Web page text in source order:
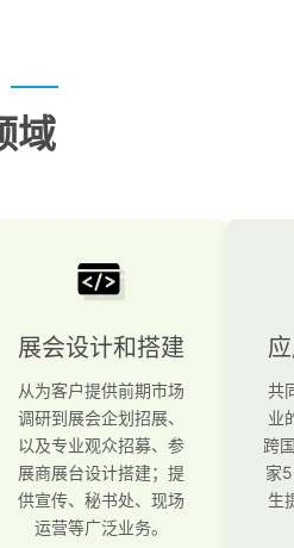
域
展会设计和搭建
从为客户提供前期市场
调研到展会企划招展、
以及专业观众招募、参
展商展台设计搭建；提
供宣传、秘书处、现场
运营等广泛业务。
共
业
跨
家
生